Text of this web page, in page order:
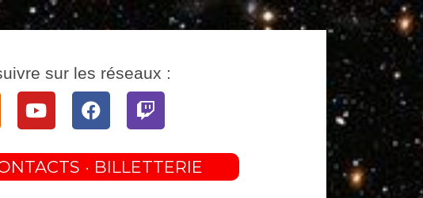
sur les réseaux :
YoutubeFacebookTwitch
· BILLETTERIE